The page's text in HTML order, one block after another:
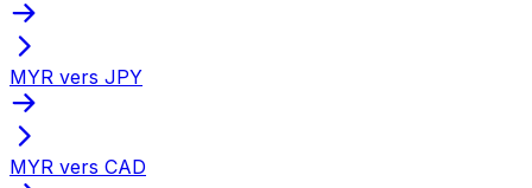
MYR vers JPY
MYR vers CAD